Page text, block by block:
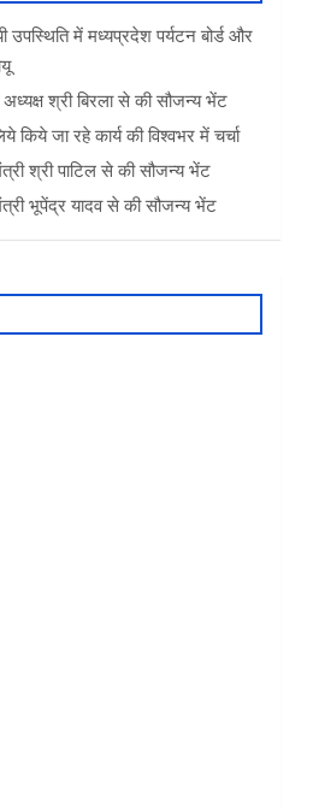
उपस्थिति में मध्यप्रदेश पर्यटन बोर्ड और
श्री बिरला से की सौजन्य भेंट
किये जा रहे कार्य की विश्वभर में चर्चा
श्री पाटिल से की सौजन्य भेंट
भूपेंद्र यादव से की सौजन्य भेंट